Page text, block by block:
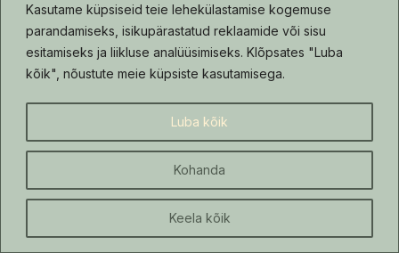
Kasutame küpsiseid teie lehekülastamise kogemuse
parandamiseks, isikupärastatud reklaamide või sisu
esitamiseks ja liikluse analüüsimiseks. Klõpsates "Luba
kõik", nõustute meie küpsiste kasutamisega.
Kohanda
Keela kõik
Luba kõik
Privaatsuspoliitika
Kiirteed
Tehtud tööd
Hooldusjuhis
Kontakt